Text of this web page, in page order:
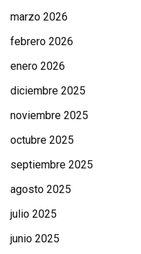
marzo 2026
febrero 2026
enero 2026
diciembre 2025
noviembre 2025
octubre 2025
septiembre 2025
agosto 2025
julio 2025
junio 2025